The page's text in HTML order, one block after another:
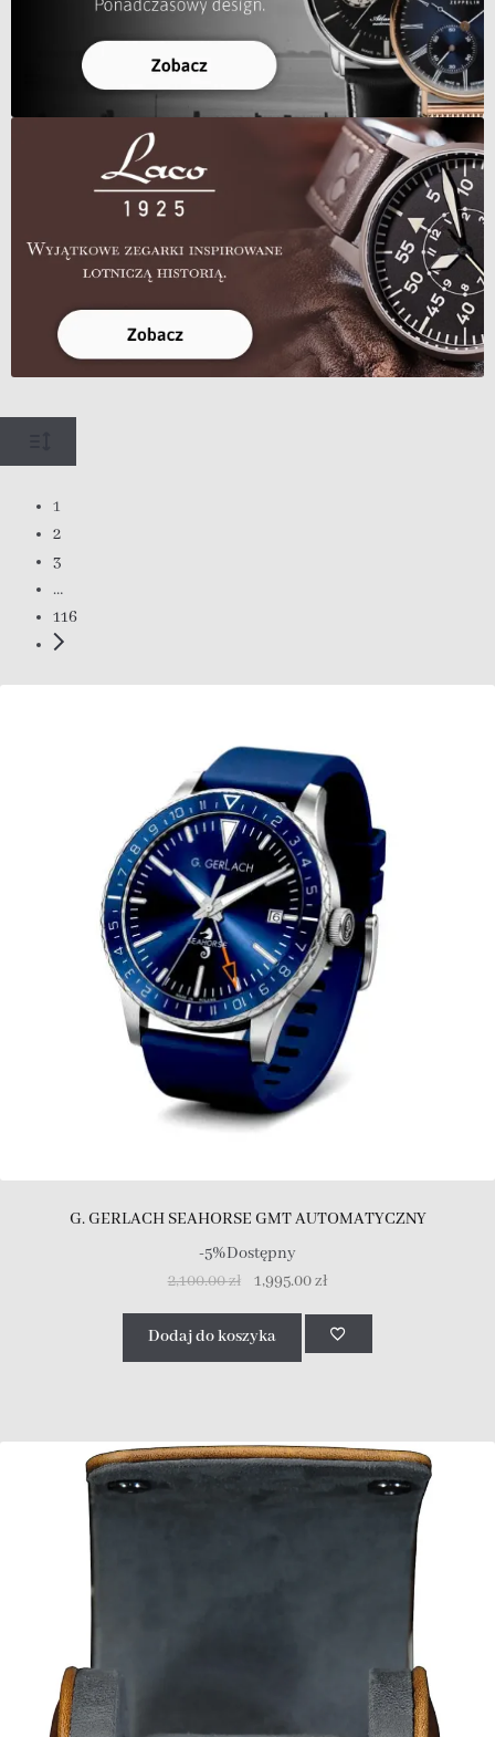
1
2
3
…
116
G. GERLACH SEAHORSE GMT AUTOMATYCZNY
-5%Dostępny
2,100.00zł 1,995.00zł
Dodaj do koszyka